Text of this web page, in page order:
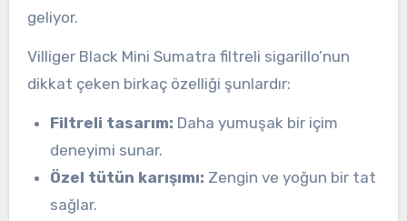
geliyor.
Villiger Black Mini Sumatra filtreli sigarillo’nun
dikkat çeken birkaç özelliği şunlardır:
Filtreli tasarım: Daha yumuşak bir içim
deneyimi sunar.
Özel tütün karışımı: Zengin ve yoğun bir tat
sağlar.